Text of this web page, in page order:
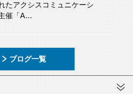
たアクシスコミュニケーシ
催「A…
ブログ一覧